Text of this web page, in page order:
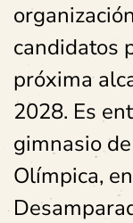
candidatos
próxima
2028. Es
gimnasio
Olímpica,